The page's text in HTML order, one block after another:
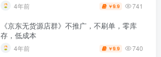
4年前 ￥9.9 741
《京东无货源店群》不推广，不刷单，零库
存，低成本
4年前 ￥9.9 740